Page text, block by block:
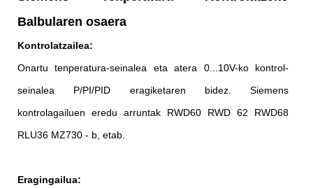
Balbularen osaera
Kontrolatzailea:
Onartu tenperatura-seinalea eta atera 0...10V-ko kontrol-
seinalea P/PI/PID eragiketaren bidez. Siemens
kontrolagailuen eredu arruntak RWD60 RWD 62 RWD68
RLU36 MZ730 - b, etab.
Eragingailua: